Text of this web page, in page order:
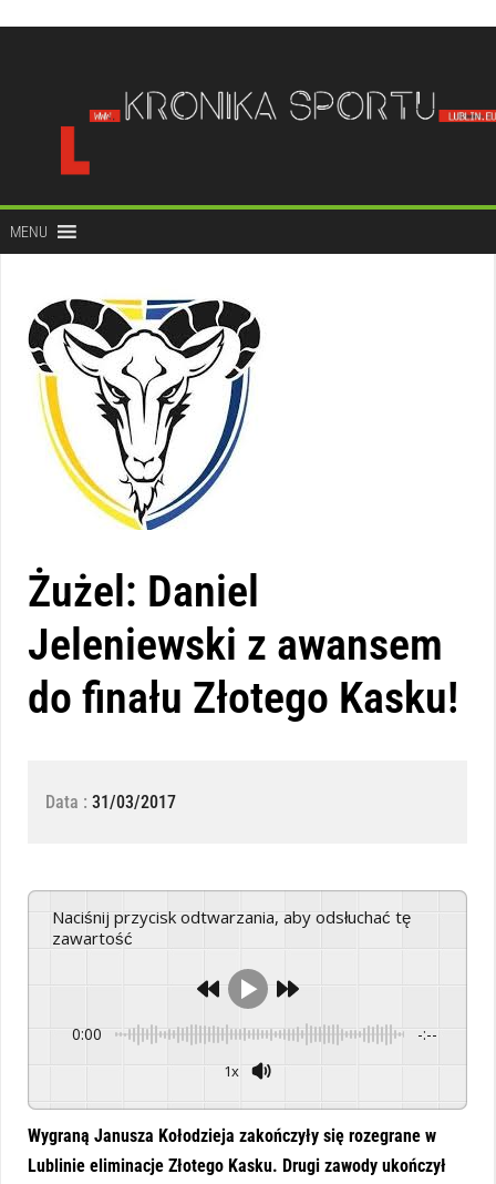
treści
MENU
Żużel: Daniel
Jeleniewski z awansem
do finału Złotego Kasku!
Data : 31/03/2017
Naciśnij przycisk odtwarzania, aby odsłuchać tę
zawartość
0:00 -:--
1x
Wygraną Janusza Kołodzieja zakończyły się rozegrane w
Lublinie eliminacje Złotego Kasku. Drugi zawody ukończył